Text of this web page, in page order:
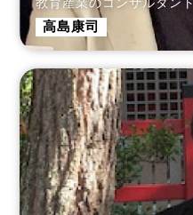
高島康司